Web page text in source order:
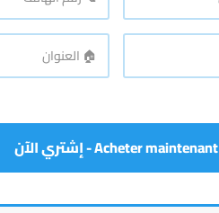
رقم
الهاتف*
🏠
العنوان*
Acheter maintenant - إشتري الآن